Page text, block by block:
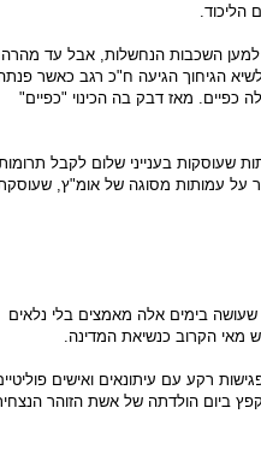
השכבות הנחשלות, אבל עד מהרה
הגיחוך הגיעה ח"כ רגב כאשר
מאז דבק בה הכינוי "כפיים"
שעוסקות בענייני שלום לקבל
על עמותות מסוגה של אומ"ץ,
בימים אלה מאמצים בלי נלאים
מאי הקרוב כנשיאת המדינה.
רקע עם עיתונאים ואישים
ביום הולדתה של אשת הזוהר